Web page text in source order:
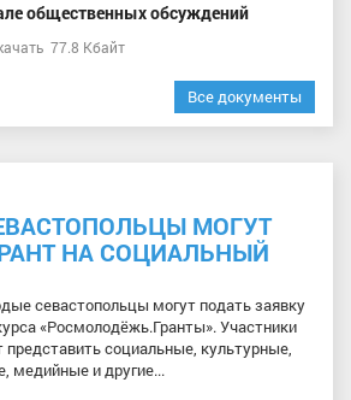
общественных обсуждений
77.8 Кбайт
Все документы
МОГУТ
НА СОЦИАЛЬНЫЙ
севастопольцы могут подать заявку
«Росмолодёжь.Гранты». Участники
представить социальные, культурные,
медийные и другие...